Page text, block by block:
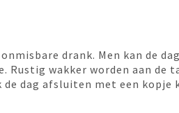
drank. Men kan de
Rustig wakker worden aan de
dag afsluiten met een kopje